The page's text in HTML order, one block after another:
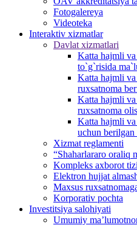
Fotogalereya
Videoteka
Interaktiv xizmatlar
Davlat xizmatlari
Katta hajmli
to`g`risida
Katta hajmli
ruxsatnoma
Katta hajmli
ruxsatnoma
Katta hajmli
uchun berilgan
Xizmat reglamenti
“Shaharlararo oraliq
Kompleks axborot
Elektron hujjat
Maxsus
Korporativ pochta
Investitsiya salohiyati
Umumiy